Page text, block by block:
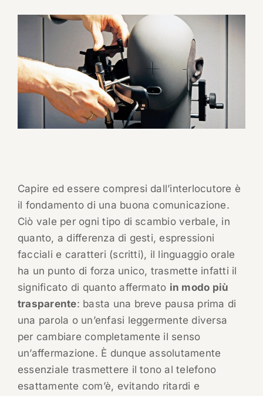
Capire ed essere compresi dall’interlocutore è
il fondamento di una buona comunicazione.
Ciò vale per ogni tipo di scambio verbale, in
quanto, a differenza di gesti, espressioni
facciali e caratteri (scritti), il linguaggio orale
ha un punto di forza unico, trasmette infatti il
significato di quanto affermato in modo più
trasparente: basta una breve pausa prima di
una parola o un’enfasi leggermente diversa
per cambiare completamente il senso
un’affermazione. È dunque assolutamente
essenziale trasmettere il tono al telefono
esattamente com’è, evitando ritardi e